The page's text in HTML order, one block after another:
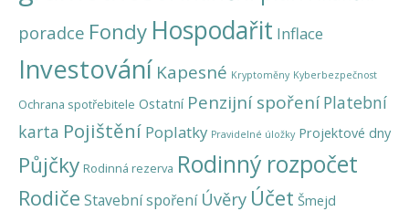
poradce Fondy Hospodařit Inflace
Investování Kapesné Kryptoměny Kyberbezpečnost
Ochrana spotřebitele Ostatní Penzijní spoření Platební
karta Pojištění Poplatky Pravidelné úložky Projektové dny
Půjčky Rodinná rezerva Rodinný rozpočet
Rodiče Stavební spoření Úvěry Účet Šmejd